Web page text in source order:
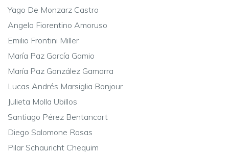
Yago De Monzarz Castro
Angelo Fiorentino Amoruso
Emilio Frontini Miller
María Paz García Gamio
María Paz González Gamarra
Lucas Andrés Marsiglia Bonjour
Julieta Molla Ubillos
Santiago Pérez Bentancort
Diego Salomone Rosas
Pilar Schauricht Chequim